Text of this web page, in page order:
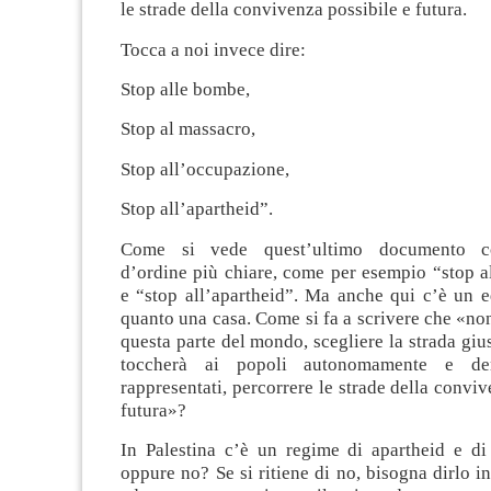
le strade della convivenza possibile e futura.
Tocca a noi invece dire:
Stop alle bombe,
Stop al massacro,
Stop all’occupazione,
Stop all’apartheid”.
Come si vede quest’ultimo documento
d’ordine più chiare, come per esempio “stop
e “stop all’apartheid”. Ma anche qui c’è un
quanto una casa. Come si fa a scrivere che
questa parte del mondo, scegliere la strada
toccherà ai popoli autonomamente e
rappresentati, percorrere le strade della
futura»?
In Palestina c’è un regime di apartheid e di
oppure no? Se si ritiene di no, bisogna dirlo